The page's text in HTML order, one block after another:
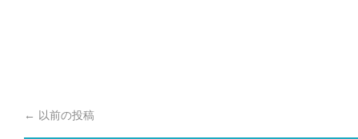
← 以前の投稿